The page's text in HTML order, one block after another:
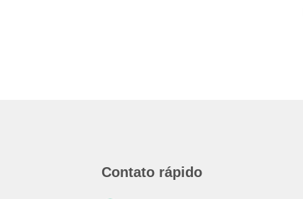
Contato rápido